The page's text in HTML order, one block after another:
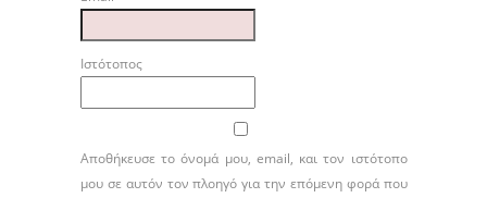
Ιστότοπος
Αποθήκευσε το όνομά μου, email, και τον ιστότοπο
μου σε αυτόν τον πλοηγό για την επόμενη φορά που